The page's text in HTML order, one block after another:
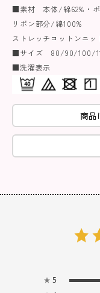
■素材 本体/綿62%・ポ
リボン部分/綿100%
ストレッチコットンニ
■サイズ 80/90/100/
■洗濯表示
商品
★ 5